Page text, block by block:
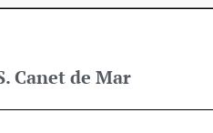
Canet de Mar